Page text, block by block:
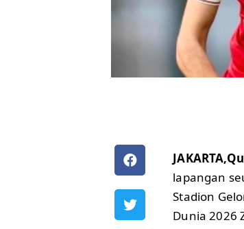
lapangan
Stadion
Dunia 2026